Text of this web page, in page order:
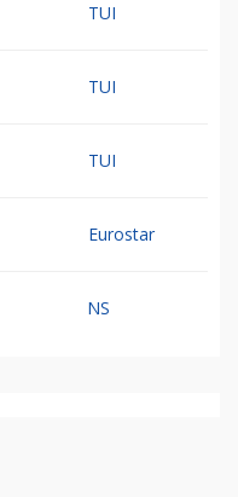
TUI
TUI
TUI
Eurostar
NS